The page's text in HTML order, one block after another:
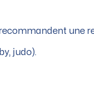
une
judo).